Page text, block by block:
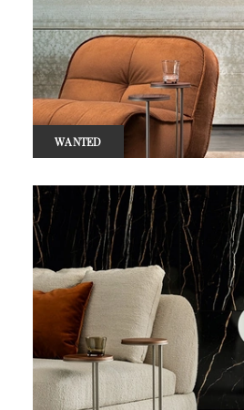
WANTED